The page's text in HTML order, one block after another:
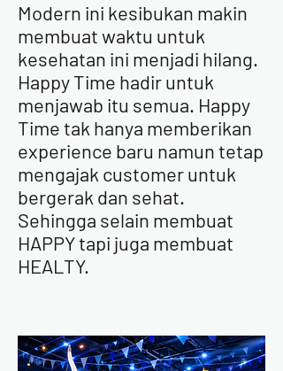
Modern ini kesibukan makin
membuat waktu untuk
kesehatan ini menjadi hilang.
Happy Time hadir untuk
menjawab itu semua. Happy
Time tak hanya memberikan
experience baru namun tetap
mengajak customer untuk
bergerak dan sehat.
Sehingga selain membuat
HAPPY tapi juga membuat
HEALTY.